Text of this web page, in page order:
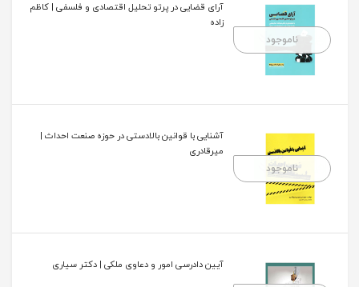
ناموجود
آرای قضایی در پرتو تحلیل اقتصادی و فلسفی | کاظم
زاده
ناموجود
آشنایی با قوانین بالادستی در حوزه صنعت احداث |
میرقادری
آیین دادرسی امور و دعاوی ملکی | دکتر سیاری